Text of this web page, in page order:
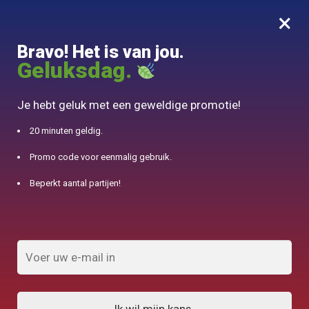
0
10% aangeboden voor 50€ aankopen met DJINN-code10
×
Bravo! Het is van jou.
Geluksdag.
Je hebt geluk met een geweldige promotie!
20 minuten geldig.
Promo code voor eenmalig gebruik.
Beperkt aantal partijen!